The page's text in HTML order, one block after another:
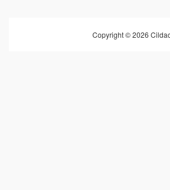
Copyright © 2026